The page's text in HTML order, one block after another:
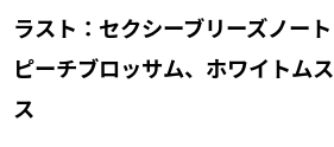
ラスト：セクシーブリーズノート
ピーチブロッサム、ホワイトム
ス